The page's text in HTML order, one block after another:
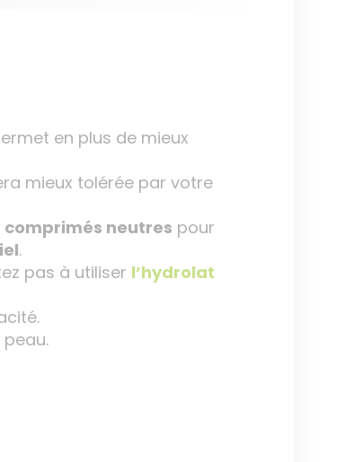
en plus de mieux
mieux tolérée par votre
comprimés neutres pour
.
pas à utiliser l’hydrolat